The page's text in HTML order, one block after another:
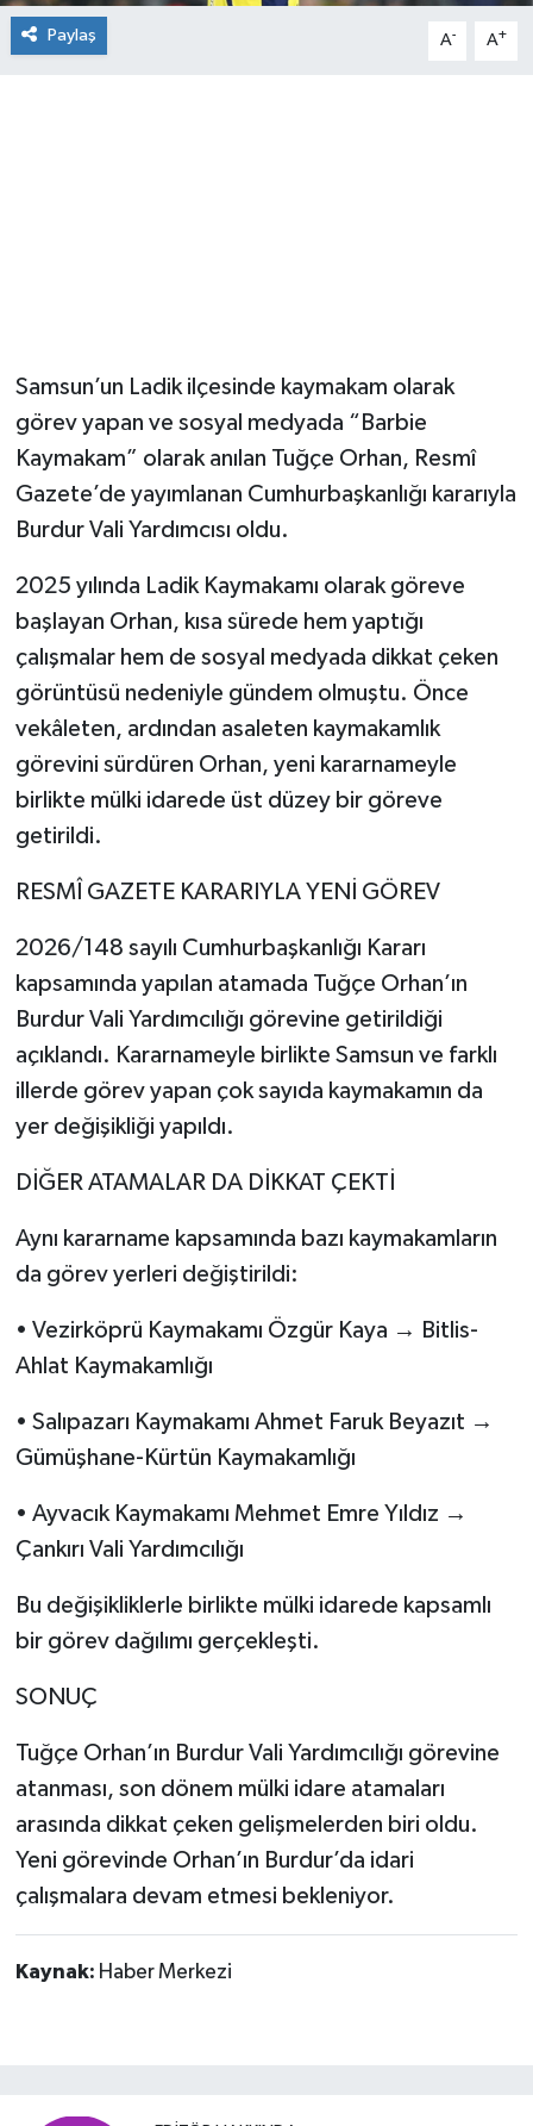
Paylaş A- A+
Samsun’un Ladik ilçesinde kaymakam olarak
görev yapan ve sosyal medyada “Barbie
Kaymakam” olarak anılan Tuğçe Orhan, Resmî
Gazete’de yayımlanan Cumhurbaşkanlığı kararıyla
Burdur Vali Yardımcısı oldu.
2025 yılında Ladik Kaymakamı olarak göreve
başlayan Orhan, kısa sürede hem yaptığı
çalışmalar hem de sosyal medyada dikkat çeken
görüntüsü nedeniyle gündem olmuştu. Önce
vekâleten, ardından asaleten kaymakamlık
görevini sürdüren Orhan, yeni kararnameyle
birlikte mülki idarede üst düzey bir göreve
getirildi.
RESMÎ GAZETE KARARIYLA YENİ GÖREV
2026/148 sayılı Cumhurbaşkanlığı Kararı
kapsamında yapılan atamada Tuğçe Orhan’ın
Burdur Vali Yardımcılığı görevine getirildiği
açıklandı. Kararnameyle birlikte Samsun ve farklı
illerde görev yapan çok sayıda kaymakamın da
yer değişikliği yapıldı.
DİĞER ATAMALAR DA DİKKAT ÇEKTİ
Aynı kararname kapsamında bazı kaymakamların
da görev yerleri değiştirildi:
• Vezirköprü Kaymakamı Özgür Kaya → Bitlis-
Ahlat Kaymakamlığı
• Salıpazarı Kaymakamı Ahmet Faruk Beyazıt →
Gümüşhane-Kürtün Kaymakamlığı
• Ayvacık Kaymakamı Mehmet Emre Yıldız →
Çankırı Vali Yardımcılığı
Bu değişikliklerle birlikte mülki idarede kapsamlı
bir görev dağılımı gerçekleşti.
SONUÇ
Tuğçe Orhan’ın Burdur Vali Yardımcılığı görevine
atanması, son dönem mülki idare atamaları
arasında dikkat çeken gelişmelerden biri oldu.
Yeni görevinde Orhan’ın Burdur’da idari
çalışmalara devam etmesi bekleniyor.
Kaynak: Haber Merkezi